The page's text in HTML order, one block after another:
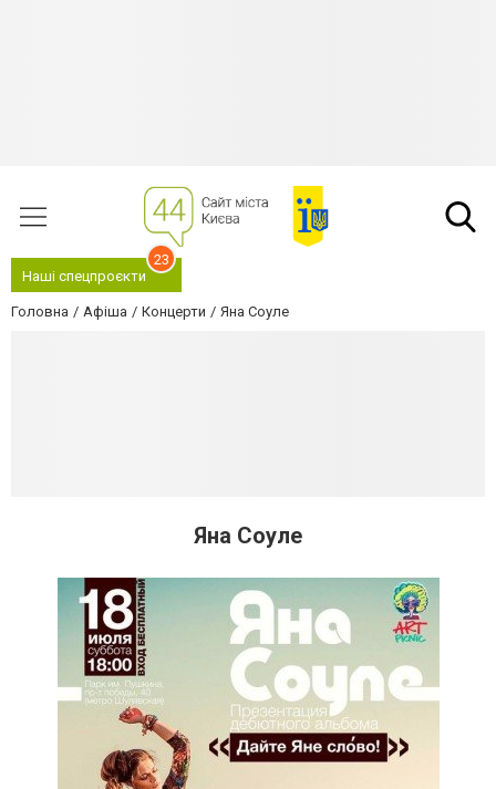
Наші спецпроєкти
23
Головна Афіша Концерти Яна Соуле
Яна Соуле